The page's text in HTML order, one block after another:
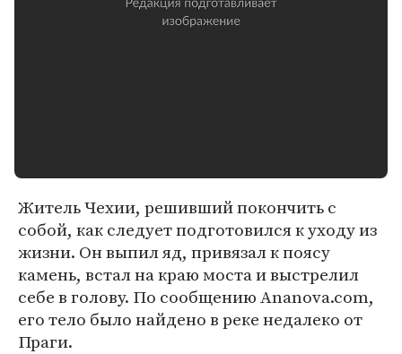
Житель Чехии, решивший покончить c
собой, как следует подготовился к уходу из
жизни. Он выпил яд, привязал к поясу
камень, встал на краю моста и выстрелил
себе в голову. По сообщению Ananova.com,
его тело было найдено в реке недалеко от
Праги.